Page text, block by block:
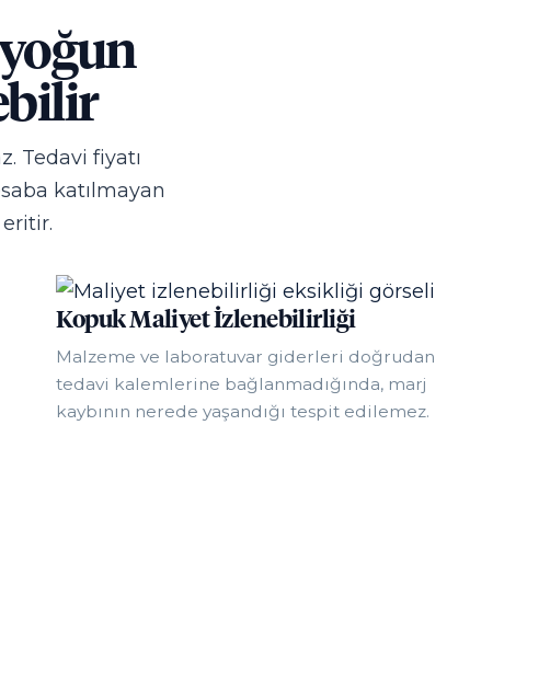
Tedavi fiyatı
katılmayan
Kopuk Maliyet İzlenebilirliği
Malzeme ve laboratuvar giderleri doğrudan
tedavi kalemlerine bağlanmadığında, marj
kaybının nerede yaşandığı tespit edilemez.